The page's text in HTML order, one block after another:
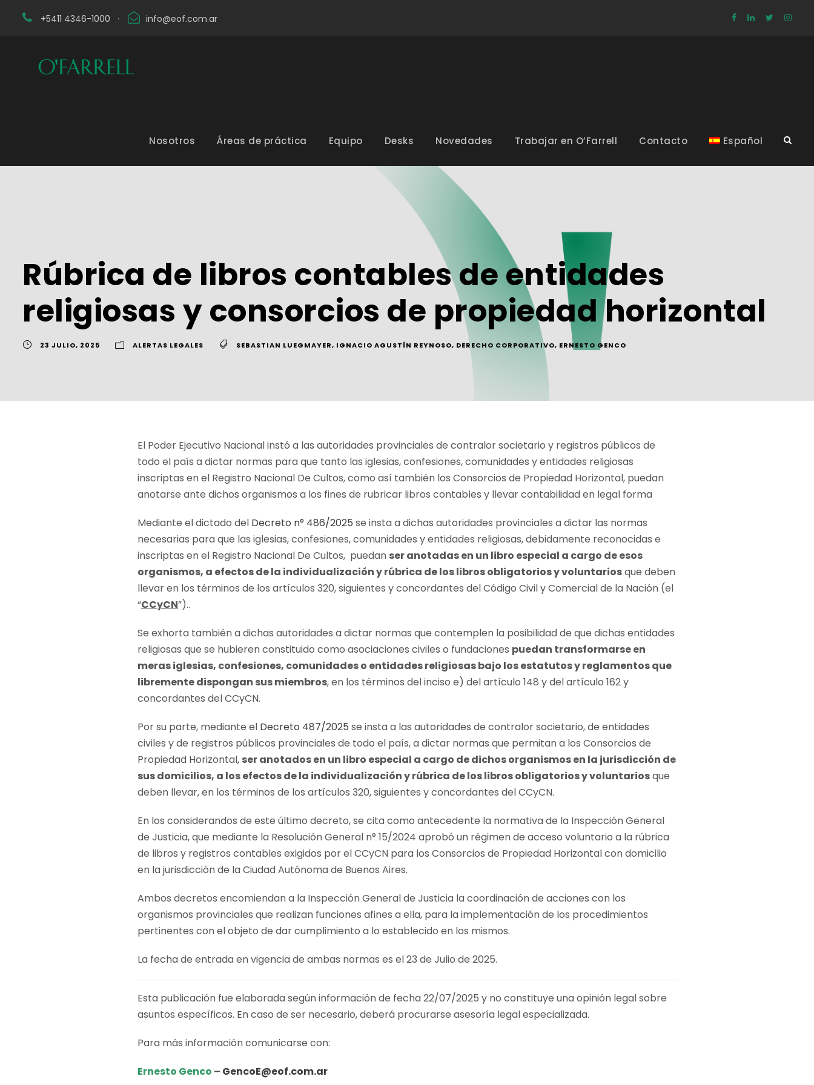
+5411 4346-1000 · info@eof.com.ar
Nosotros Áreas de práctica Equipo Desks Novedades Trabajar en O’Farrell Contacto Español
Rúbrica de libros contables de entidades
religiosas y consorcios de propiedad horizontal
23 JULIO, 2025 ALERTAS LEGALES SEBASTIAN LUEGMAYER, IGNACIO AGUSTÍN REYNOSO, DERECHO CORPORATIVO, ERNESTO GENCO
El Poder Ejecutivo Nacional instó a las autoridades provinciales de contralor societario y registros públicos de
todo el país a dictar normas para que tanto las iglesias, confesiones, comunidades y entidades religiosas
inscriptas en el Registro Nacional De Cultos, como así también los Consorcios de Propiedad Horizontal, puedan
anotarse ante dichos organismos a los fines de rubricar libros contables y llevar contabilidad en legal forma
Mediante el dictado del Decreto n° 486/2025 se insta a dichas autoridades provinciales a dictar las normas
necesarias para que las iglesias, confesiones, comunidades y entidades religiosas, debidamente reconocidas e
inscriptas en el Registro Nacional De Cultos, puedan ser anotadas en un libro especial a cargo de esos
organismos, a efectos de la individualización y rúbrica de los libros obligatorios y voluntariosque deben
llevar en los términos de los artículos 320, siguientes y concordantes del Código Civil y Comercial de la Nación (el
“CCyCN”)..
Se exhorta también a dichas autoridades a dictar normas que contemplen la posibilidad de que dichas entidades
religiosas que se hubieren constituido como asociaciones civiles o fundaciones puedan transformarse en
meras iglesias, confesiones, comunidades o entidades religiosas bajo los estatutos y reglamentos que
libremente dispongan sus miembros, en los términos del inciso e) del artículo 148 y del artículo 162 y
concordantes del CCyCN.
Por su parte, mediante el Decreto 487/2025 se insta a las autoridades de contralor societario, de entidades
civiles y de registros públicos provinciales de todo el país, a dictar normas que permitan a los Consorcios de
Propiedad Horizontal, ser anotados en un libro especial a cargo de dichos organismos en la jurisdicción de
sus domicilios, a los efectos de la individualización y rúbrica de los libros obligatorios y voluntariosque
deben llevar, en los términos de los artículos 320, siguientes y concordantes del CCyCN.
En los considerandos de este último decreto, se cita como antecedente la normativa de la Inspección General
de Justicia, que mediante la Resolución General n° 15/2024 aprobó un régimen de acceso voluntario a la rúbrica
de libros y registros contables exigidos por el CCyCN para los Consorcios de Propiedad Horizontal con domicilio
en la jurisdicción de la Ciudad Autónoma de Buenos Aires.
Ambos decretos encomiendan a la Inspección General de Justicia la coordinación de acciones con los
organismos provinciales que realizan funciones afines a ella, para la implementación de los procedimientos
pertinentes con el objeto de dar cumplimiento a lo establecido en los mismos.
La fecha de entrada en vigencia de ambas normas es el 23 de Julio de 2025.
Esta publicación fue elaborada según información de fecha 22/07/2025 y no constituye una opinión legal sobre
asuntos específicos. En caso de ser necesario, deberá procurarse asesoría legal especializada.
Para más información comunicarse con:
Ernesto Genco – GencoE@eof.com.ar